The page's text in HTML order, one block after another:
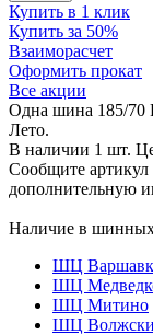
Купить в 1 клик
Купить за 50%
Взаиморасчет
Оформить прокат
Все акции
Одна шина 185/70
Лето.
В наличии 1 шт.
Сообщите артикул
дополнительную
Наличие в шинных
ШЦ
ШЦ
ШЦ Митино
ШЦ